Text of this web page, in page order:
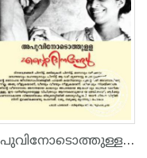
അപുവിനോടൊത്തുള്ള എന്റെ ദിനങ്ങള്‍